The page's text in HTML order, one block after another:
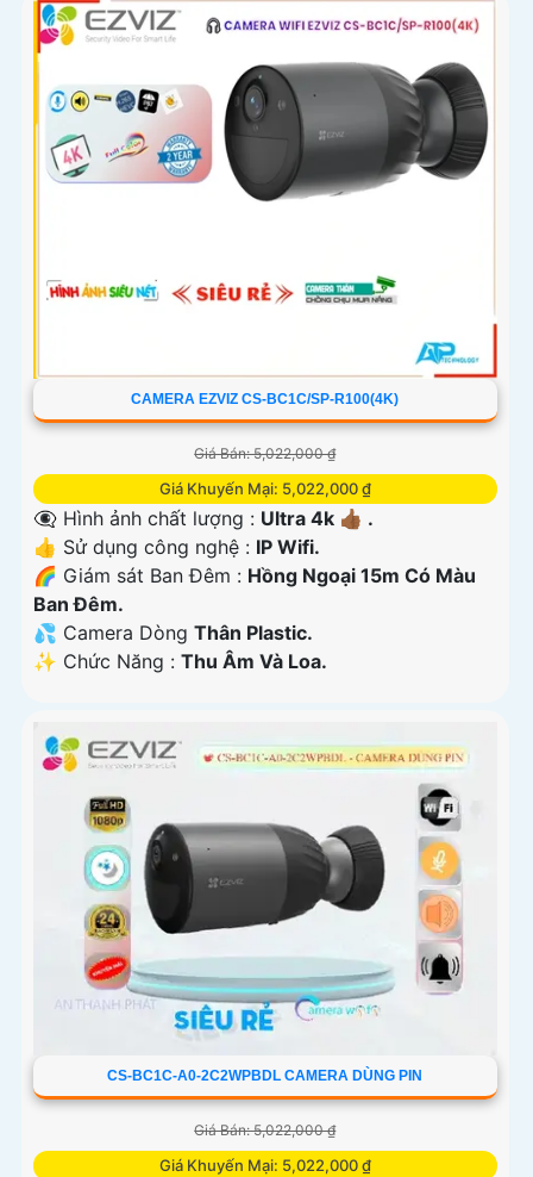
CAMERA EZVIZ CS-BC1C/SP-R100(4K)
Giá Bán: 5,022,000 ₫
Giá Khuyến Mại: 5,022,000 ₫
👁️‍🗨 Hình ảnh chất lượng : Ultra 4k 👍🏾 .
👍 Sử dụng công nghệ : IP Wifi.
🌈 Giám sát Ban Đêm : Hồng Ngoại 15m Có Màu
Ban Ðêm.
💦 Camera Dòng Thân Plastic.
️✨ Chức Năng : Thu Âm Và Loa.
CS-BC1C-A0-2C2WPBDL CAMERA DÙNG PIN
Giá Bán: 5,022,000 ₫
Giá Khuyến Mại: 5,022,000 ₫